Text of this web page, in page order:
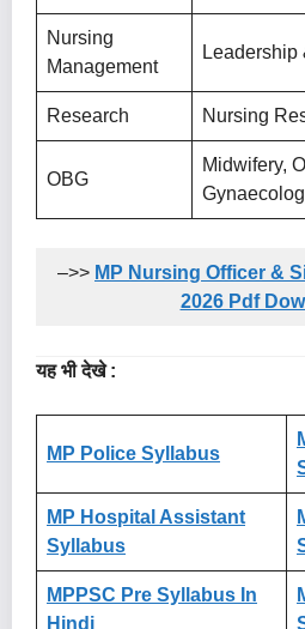
Nursing
Management
Leadership
Research Nursing
OBG
Midwifery,
–>> MP Nursing Officer &
2026 Pdf
यह भी देखे :
MP Police Syllabus
MP Hospital Assistant
Syllabus
MPPSC Pre Syllabus In
Hindi